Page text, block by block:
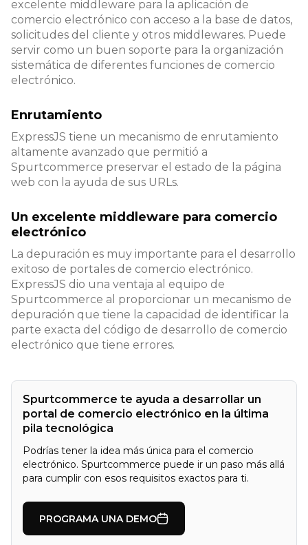
excelente middleware para la aplicación de
comercio electrónico con acceso a la base de datos,
solicitudes del cliente y otros middlewares. Puede
servir como un buen soporte para la organización
sistemática de diferentes funciones de comercio
electrónico.
Enrutamiento
ExpressJS tiene un mecanismo de enrutamiento
altamente avanzado que permitió a
Spurtcommerce preservar el estado de la página
web con la ayuda de sus URLs.
Un excelente middleware para comercio
electrónico
La depuración es muy importante para el desarrollo
exitoso de portales de comercio electrónico.
ExpressJS dio una ventaja al equipo de
Spurtcommerce al proporcionar un mecanismo de
depuración que tiene la capacidad de identificar la
parte exacta del código de desarrollo de comercio
electrónico que tiene errores.
Spurtcommerce te ayuda a desarrollar un
portal de comercio electrónico en la última
pila tecnológica
Podrías tener la idea más única para el comercio
electrónico. Spurtcommerce puede ir un paso más allá
para cumplir con esos requisitos exactos para ti.
PROGRAMA UNA DEMO